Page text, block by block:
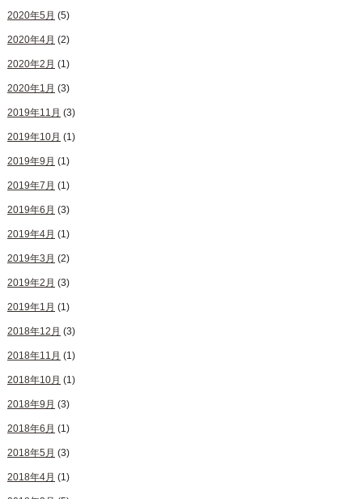
2020年5月 (5)
2020年4月 (2)
2020年2月 (1)
2020年1月 (3)
2019年11月 (3)
2019年10月 (1)
2019年9月 (1)
2019年7月 (1)
2019年6月 (3)
2019年4月 (1)
2019年3月 (2)
2019年2月 (3)
2019年1月 (1)
2018年12月 (3)
2018年11月 (1)
2018年10月 (1)
2018年9月 (3)
2018年6月 (1)
2018年5月 (3)
2018年4月 (1)